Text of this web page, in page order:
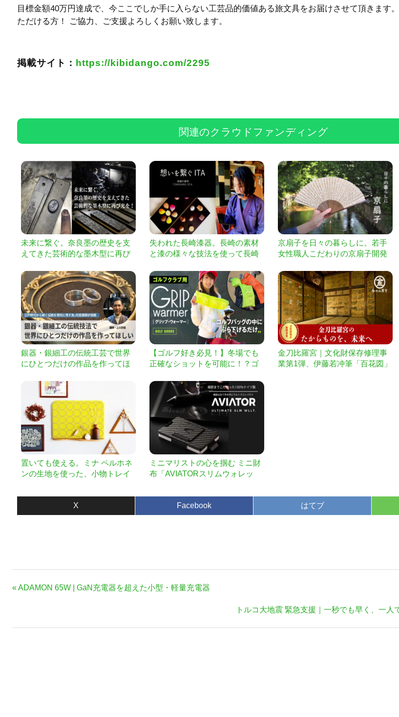
目標金額40万円達成で、今ここでしか手に入らない工芸品的価値ある旅文具をお届けさせて頂きます
ただける方！ ご協力、ご支援よろしくお願い致します。
掲載サイト： https://kibidango.com/2295
関連のクラウドファンディング
未来に繋ぐ。奈良墨の歴史を支
えてきた芸術的な墨木型に再び
失われた長崎漆器。長崎の素材
と漆の様々な技法を使って長崎
い
京扇子を日々の暮らしに。若手
女性職人こだわりの京扇子開発
銀器・銀細工の伝統工芸で世界
にひとつだけの作品を作ってほ
【ゴルフ好き必見！】冬場でも
正確なショットを可能に！？ゴ
金刀比羅宮｜文化財保存修理事
業第1弾、伊藤若冲筆「百花図」
置いても使える。ミナ ペルホネ
ンの生地を使った、小物トレイ
ミニマリストの心を掴む ミニ財
布「AVIATORスリムウォレッ
X Facebook はてブ
投
ビ
前
ADAMON 65W | GaN充電器を超えた小型・軽量充電器
次
トルコ大地震 緊急支援｜一秒でも早く、一人